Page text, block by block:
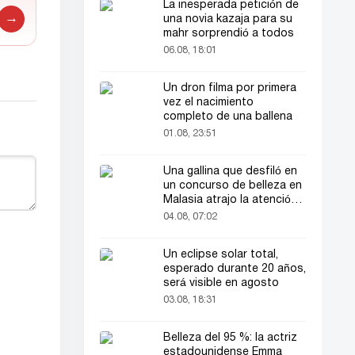
→
La inesperada petición de
una novia kazaja para su
mahr sorprendió a todos
06.08, 18:01
Un dron filma por primera
vez el nacimiento
completo de una ballena
01.08, 23:51
Una gallina que desfiló en
un concurso de belleza en
Malasia atrajo la atención
del público
04.08, 07:02
Un eclipse solar total,
esperado durante 20 años,
será visible en agosto
03.08, 18:31
Belleza del 95 %: la actriz
estadounidense Emma